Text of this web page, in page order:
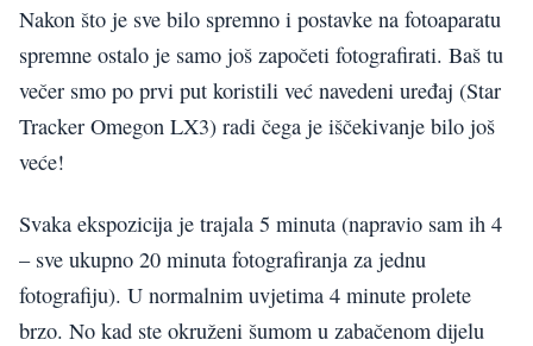
Nakon što je sve bilo spremno i postavke na fotoaparatu
spremne ostalo je samo još započeti fotografirati. Baš tu
večer smo po prvi put koristili već navedeni uređaj (Star
Tracker Omegon LX3) radi čega je iščekivanje bilo još
veće!
Svaka ekspozicija je trajala 5 minuta (napravio sam ih 4
– sve ukupno 20 minuta fotografiranja za jednu
fotografiju). U normalnim uvjetima 4 minute prolete
brzo. No kad ste okruženi šumom u zabačenom dijelu